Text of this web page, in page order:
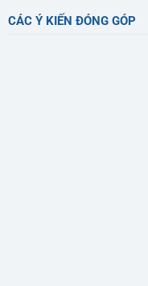
CÁC Ý KIẾN ĐÓNG GÓP